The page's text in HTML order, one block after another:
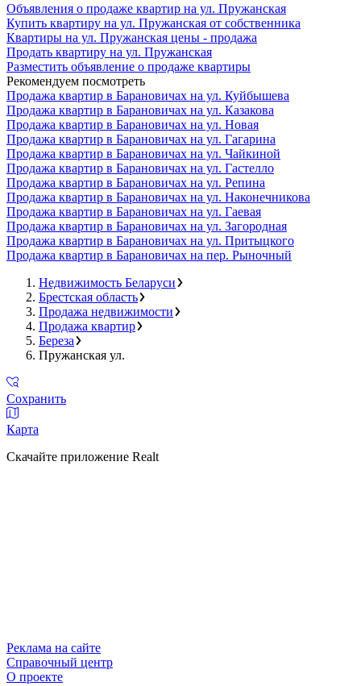
Объявления о продаже квартир на ул. Пружанская
Купить квартиру на ул. Пружанская от собственника
Квартиры на ул. Пружанская цены - продажа
Продать квартиру на ул. Пружанская
Разместить объявление о продаже квартиры
Рекомендуем посмотреть
Продажа квартир в Барановичах на ул. Куйбышева
Продажа квартир в Барановичах на ул. Казакова
Продажа квартир в Барановичах на ул. Новая
Продажа квартир в Барановичах на ул. Гагарина
Продажа квартир в Барановичах на ул. Чайкиной
Продажа квартир в Барановичах на ул. Гастелло
Продажа квартир в Барановичах на ул. Репина
Продажа квартир в Барановичах на ул. Наконечникова
Продажа квартир в Барановичах на ул. Гаевая
Продажа квартир в Барановичах на ул. Загородная
Продажа квартир в Барановичах на ул. Притыцкого
Продажа квартир в Барановичах на пер. Рыночный
Недвижимость Беларуси
Брестская область
Продажа недвижимости
Продажа квартир
Береза
Пружанская ул.
Сохранить
Карта
Скачайте приложение Realt
Реклама на сайте
Справочный центр
О проекте